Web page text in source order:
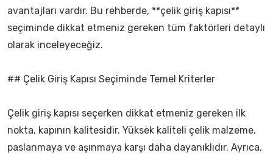
avantajları vardır. Bu rehberde, **çelik giriş kapısı**
seçiminde dikkat etmeniz gereken tüm faktörleri detaylı
olarak inceleyeceğiz.
## Çelik Giriş Kapısı Seçiminde Temel Kriterler
Çelik giriş kapısı seçerken dikkat etmeniz gereken ilk
nokta, kapının kalitesidir. Yüksek kaliteli çelik malzeme,
paslanmaya ve aşınmaya karşı daha dayanıklıdır. Ayrıca,